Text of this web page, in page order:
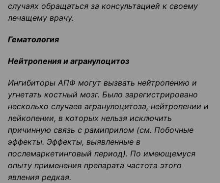
случаях обращаться за консультацией к своему
лечащему врачу.
Гематология
Нейтропения и агранулоцитоз
Ингибиторы АПФ могут вызвать нейтропению и
угнетать костный мозг. Было зарегистрировано
несколько случаев агранулоцитоза, нейтропении и
лейкопении, в которых нельзя исключить
причинную связь с рамиприлом (см. Побочные
эффекты. Эффекты, выявленные в
послемаркетинговый период). По имеющемуся
опыту применения препарата частота этого
явления редкая.